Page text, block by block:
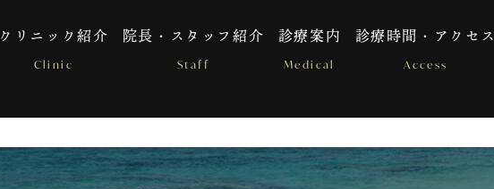
クリニック紹介
Clinic
院長・スタッフ紹介
Staff
診療案内
Medical
診療時間・アクセス
Access